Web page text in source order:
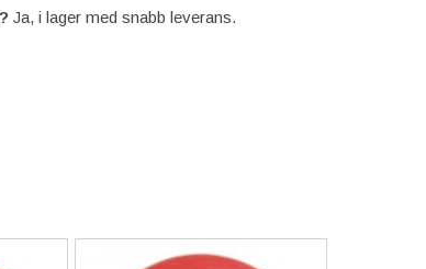
Ja, i lager med snabb leverans.